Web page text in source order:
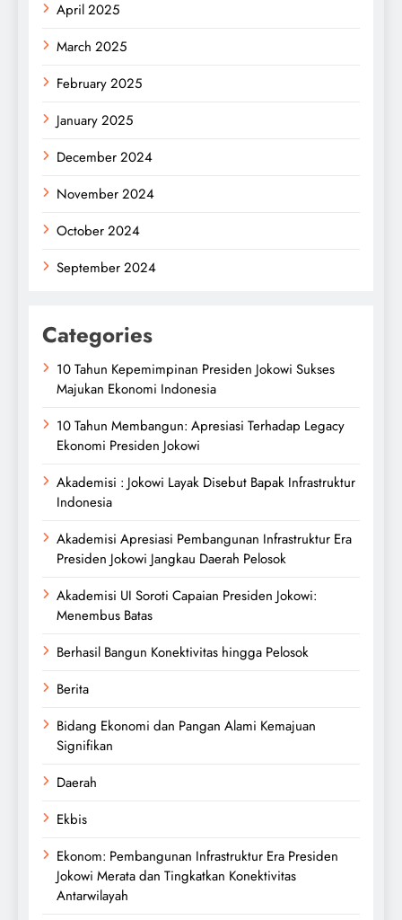
April 2025
March 2025
February 2025
January 2025
December 2024
November 2024
October 2024
September 2024
Categories
10 Tahun Kepemimpinan Presiden Jokowi Sukses
Majukan Ekonomi Indonesia
10 Tahun Membangun: Apresiasi Terhadap Legacy
Ekonomi Presiden Jokowi
Akademisi : Jokowi Layak Disebut Bapak Infrastruktur
Indonesia
Akademisi Apresiasi Pembangunan Infrastruktur Era
Presiden Jokowi Jangkau Daerah Pelosok
Akademisi UI Soroti Capaian Presiden Jokowi:
Menembus Batas
Berhasil Bangun Konektivitas hingga Pelosok
Berita
Bidang Ekonomi dan Pangan Alami Kemajuan
Signifikan
Daerah
Ekbis
Ekonom: Pembangunan Infrastruktur Era Presiden
Jokowi Merata dan Tingkatkan Konektivitas
Antarwilayah